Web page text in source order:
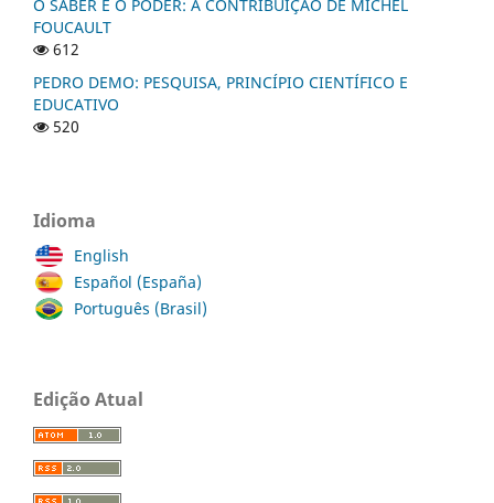
O SABER E O PODER: A CONTRIBUIÇÃO DE MICHEL
FOUCAULT
612
PEDRO DEMO: PESQUISA, PRINCÍPIO CIENTÍFICO E
EDUCATIVO
520
Idioma
English
Español (España)
Português (Brasil)
Edição Atual